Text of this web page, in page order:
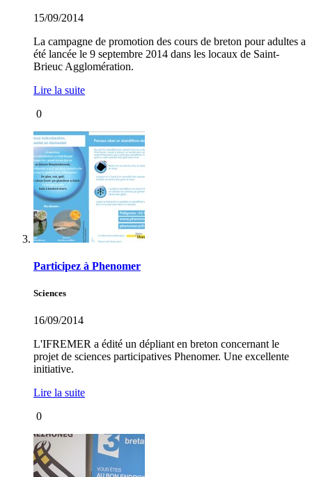
15/09/2014
La campagne de promotion des cours de breton pour adultes a
été lancée le 9 septembre 2014 dans les locaux de Saint-
Brieuc Agglomération.
Lire la suite
0
Participez à Phenomer
Sciences
16/09/2014
L'IFREMER a édité un dépliant en breton concernant le
projet de sciences participatives Phenomer. Une excellente
initiative.
Lire la suite
0